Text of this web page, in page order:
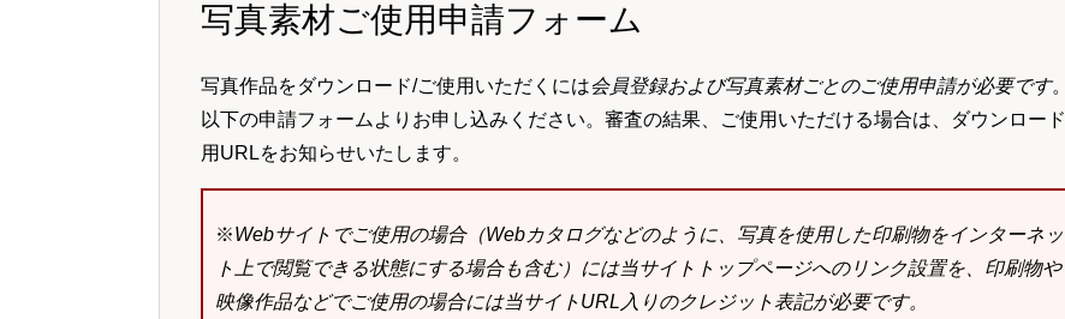
写真素材ご使用申請フォーム
写真作品をダウンロード/ご使用いただくには会員登録および写真素材ごとのご使用申請が必要です。
以下の申請フォームよりお申し込みください。審査の結果、ご使用いただける場合は、ダウンロード
用URLをお知らせいたします。
※Webサイトでご使用の場合（Webカタログなどのように、写真を使用した印刷物をインターネッ
ト上で閲覧できる状態にする場合も含む）には当サイトトップページへのリンク設置を、印刷物や
映像作品などでご使用の場合には当サイトURL入りのクレジット表記が必要です。